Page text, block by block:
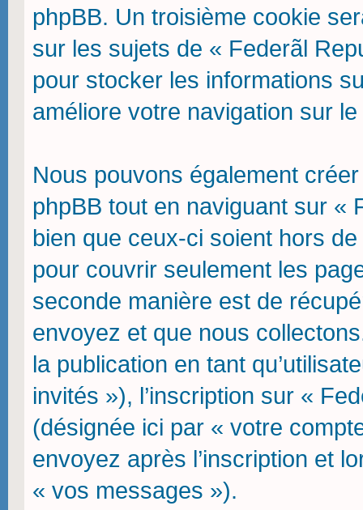
phpBB. Un troisième cookie
sur les sujets de « Federãl
pour stocker les informations
améliore votre navigation sur
Nous pouvons également
phpBB tout en naviguant sur «
bien que ceux-ci soient hors
pour couvrir seulement les
seconde manière est de
envoyez et que nous
la publication en tant
invités »), l’inscription sur «
(désignée ici par « votre
envoyez après l’inscription et
« vos messages »).